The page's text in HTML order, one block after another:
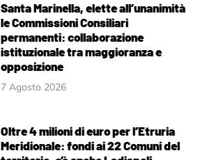
Santa Marinella, elette all’unanimità
le Commissioni Consiliari
permanenti: collaborazione
istituzionale tra maggioranza e
opposizione
7 Agosto 2026
Oltre 4 milioni di euro per l’Etruria
Meridionale: fondi ai 22 Comuni del